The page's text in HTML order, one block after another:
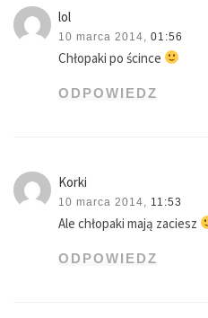
lol
10 marca 2014, 01:56
Chłopaki po ścince
ODPOWIEDZ
Korki
10 marca 2014, 11:53
Ale chłopaki mają zaciesz
ODPOWIEDZ